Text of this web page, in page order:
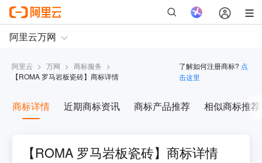
阿里云 > 万网 > 商标服务 >
【ROMA 罗马岩板瓷砖】商标详情
了解如何注册商标? 点
击这里
商标详情 近期商标资讯 商标产品推荐 相似商标推荐
【ROMA 罗马岩板瓷砖】商标详情